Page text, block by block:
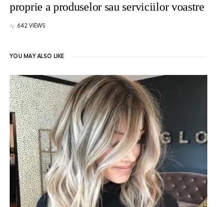
proprie a produselor sau serviciilor voastre
642 VIEWS
YOU MAY ALSO LIKE